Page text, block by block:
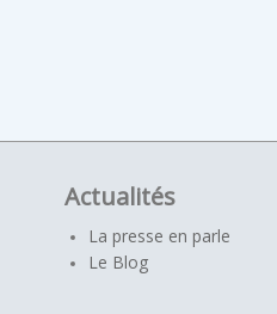
Actualités
La presse en parle
Le Blog